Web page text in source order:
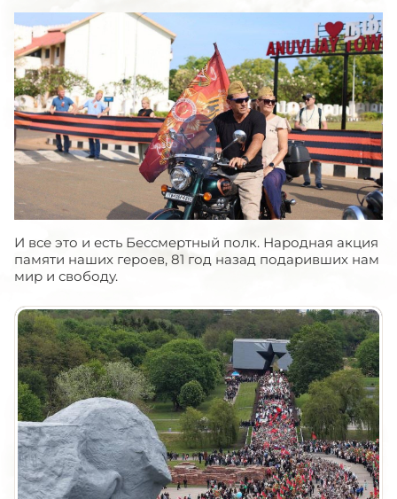
И все это и есть Бессмертный полк. Народная акция
памяти наших героев, 81 год назад подаривших нам
мир и свободу.